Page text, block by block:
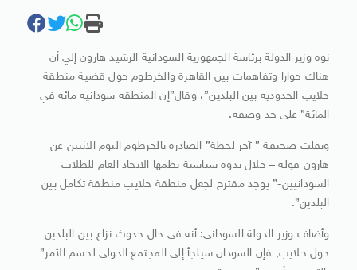
نوه وزير الدولة برئاسة الجمهورية السودانية الرشيد هارون إلي أن
هناك حوارا وتفاهمات بين القاهرة والخرطوم حول قضية منطقة
حلايب الحدودية بين البلدين”، وقال”إن المنطقة سودانية مائة في
المائة” على حد وصفه.
ونقلت صحيفة ” آخر لحظة” الصادرة بالخرطوم اليوم الاثنين عن
هارون قوله – خلال ندوة سياسية نظمها الاتحاد العام للطلاب
السودانيين-” يوجد مقترح لجعل منطقة حلايب منطقة تكامل بين
البلدين”.
وأضاف وزير الدولة السوداني: أنه في حال حدوث نزاع بين البلدين
حول حلايب, فإن السودان سيلجأ إلى المجتمع الدولي لحسم الأمر”